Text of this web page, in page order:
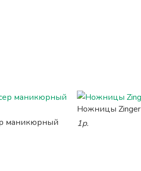
маникюрный
Ножницы Zinger
1р.